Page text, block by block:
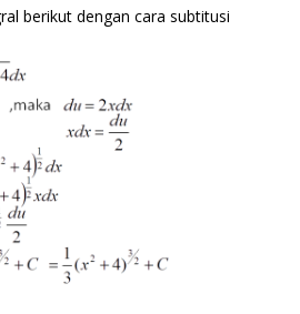
berikut dengan cara subtitusi